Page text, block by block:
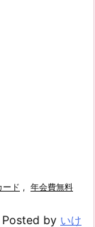
ード , 年会費無料
Posted by いけ